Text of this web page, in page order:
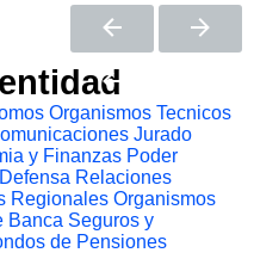
Organismos Tecnicos
Jurado
y Finanzas Poder
Defensa Relaciones
Regionales Organismos
Banca Seguros y
de Pensiones